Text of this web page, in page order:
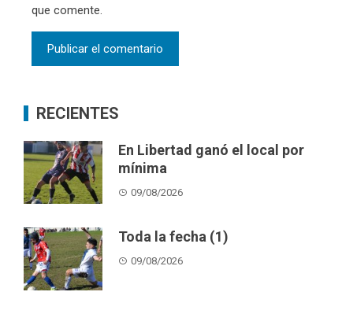
que comente.
RECIENTES
En Libertad ganó el local por
mínima
09/08/2026
Toda la fecha (1)
09/08/2026